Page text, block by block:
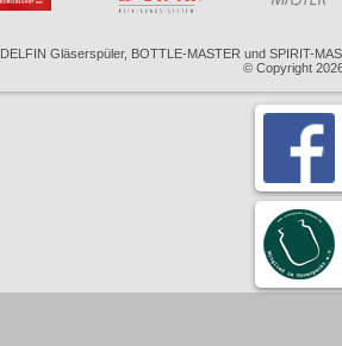
DELFIN Gläserspüler, BOTTLE-MASTER und SPIRIT-
© Copyright